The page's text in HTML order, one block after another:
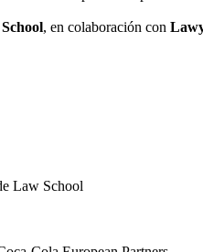
, en colaboración con
Law School